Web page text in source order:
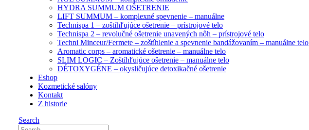
HYDRA SUMMUM OŠETRENIE
LIFT SUMMUM – komplexné spevnenie – manuálne
Technispa 1 – zoštihľujúce ošetrenie – prístrojové telo
Technispa 2 – revolučné ošetrenie unavených nôh – prístrojové telo
Techni Minceur/Fermete – zoštíhlenie a spevnenie bandážovaním – manuálne telo
Aromatic corps – aromatické ošetrenie – manuálne telo
SLIM LOGIC – Zoštíhľujúce ošetrenie – manuálne telo
DÉTOXYGÉNE – okysličujúce detoxikačné ošetrenie
Eshop
Kozmetické salóny
Kontakt
Z historie
Search